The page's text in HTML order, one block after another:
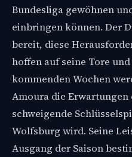
Bundesliga gewöhnen
einbringen können. Der
bereit, diese
hoffen auf seine Tore
kommenden Wochen
Amoura die
schweigende
Wolfsburg wird. Seine
Ausgang der Saison